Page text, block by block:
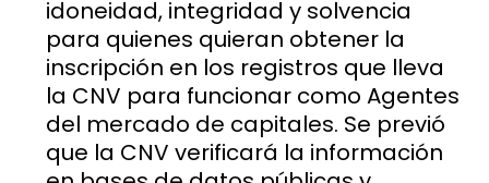
idoneidad, integridad y solvencia
para quienes quieran obtener la
inscripción en los registros que lleva
la CNV para funcionar como Agentes
del mercado de capitales. Se previó
que la CNV verificará la información